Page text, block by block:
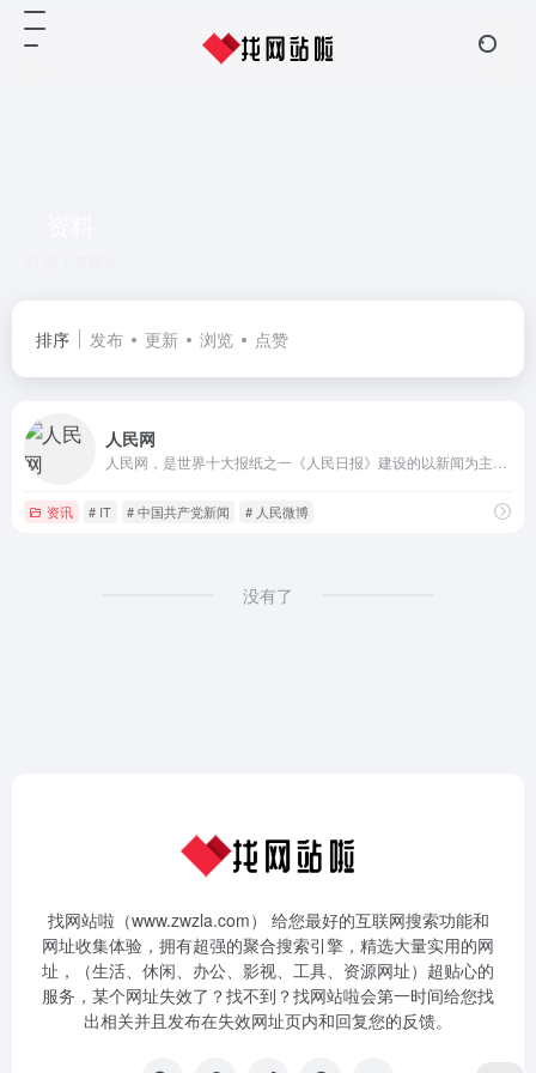
排序 发布 更新 浏览 点赞
人民网
资讯 # IT # 中国共产党新闻 # 人民微博
没有了
找网站啦（www.zwzla.com） 给您最好的互联网搜索功能和
网址收集体验，拥有超强的聚合搜索引擎，精选大量实用的网
址，（生活、休闲、办公、影视、工具、资源网址）超贴心的
服务，某个网址失效了？找不到？找网站啦会第一时间给您找
出相关并且发布在失效网址页内和回复您的反馈。